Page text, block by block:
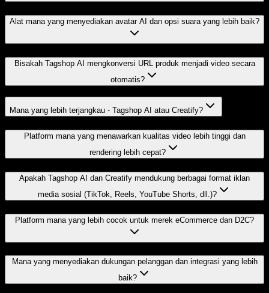
Alat mana yang menyediakan avatar AI dan opsi suara yang lebih baik?
Bisakah Tagshop AI mengkonversi URL produk menjadi video secara
otomatis?
Mana yang lebih terjangkau - Tagshop AI atau Creatify?
Platform mana yang menawarkan kualitas video lebih tinggi dan
rendering lebih cepat?
Apakah Tagshop AI dan Creatify mendukung berbagai format iklan
media sosial (TikTok, Reels, YouTube Shorts, dll.)?
Platform mana yang lebih cocok untuk merek eCommerce dan D2C?
Mana yang menyediakan dukungan pelanggan dan integrasi yang lebih
baik?